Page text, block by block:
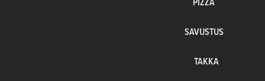
SAVUSTUS
TAKKA